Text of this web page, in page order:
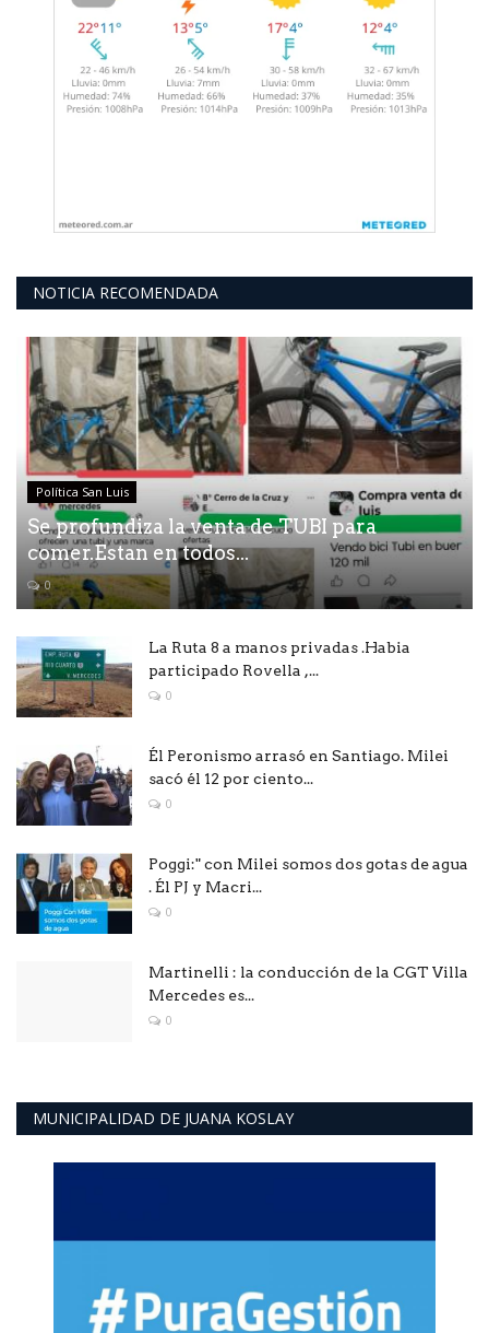
NOTICIA RECOMENDADA
Política San Luis
Se profundiza la venta de TUBI para
comer.Estan en todos...
0
La Ruta 8 a manos privadas .Habia
participado Rovella ,...
0
Él Peronismo arrasó en Santiago. Milei
sacó él 12 por ciento...
0
Poggi:" con Milei somos dos gotas de agua
. Él PJ y Macri...
0
Martinelli : la conducción de la CGT Villa
Mercedes es...
0
MUNICIPALIDAD DE JUANA KOSLAY